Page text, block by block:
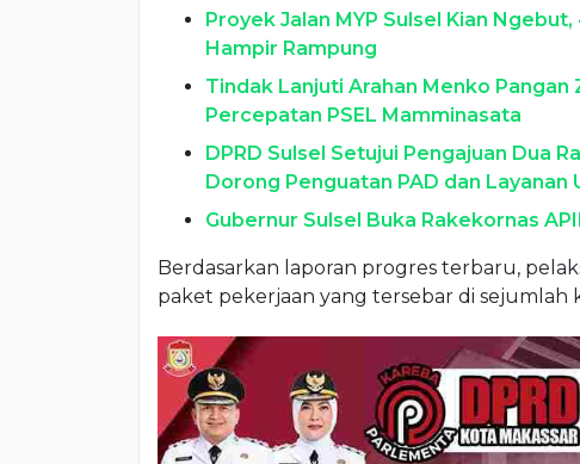
Proyek Jalan MYP Sulsel Kian
Hampir Rampung
Tindak Lanjuti Arahan Menko Pangan
Percepatan PSEL Mamminasata
DPRD Sulsel Setujui Pengajuan Dua
Dorong Penguatan PAD dan Layanan
Gubernur Sulsel Buka Rakekornas
Berdasarkan laporan progres terbaru,
paket pekerjaan yang tersebar di sejumlah